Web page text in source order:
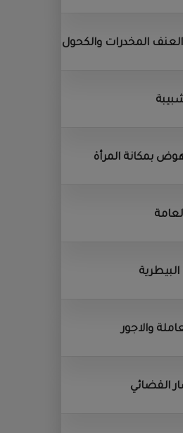
المخدرات والكحول
بمكانة المرأة
البيطرية
والاجور
القضائي